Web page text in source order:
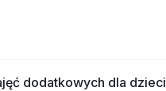
dodatkowych dla dzieci